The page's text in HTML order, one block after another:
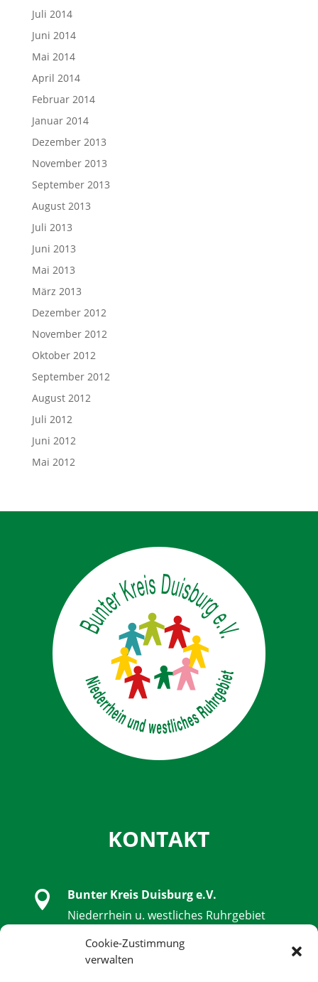
Cookie-Zustimmung
verwalten
Juli 2014
Juni 2014
Mai 2014
April 2014
Februar 2014
Januar 2014
Dezember 2013
November 2013
September 2013
August 2013
Juli 2013
Juni 2013
Mai 2013
März 2013
Dezember 2012
November 2012
Oktober 2012
September 2012
August 2012
Juli 2012
Juni 2012
Mai 2012
KONTAKT

Bunter Kreis Duisburg e.V.
Niederrhein u. westliches Ruhrgebiet